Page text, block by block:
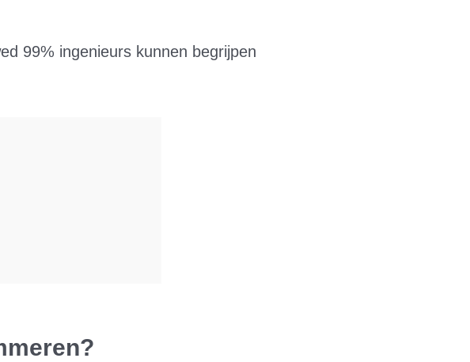
99% ingenieurs kunnen begrijpen